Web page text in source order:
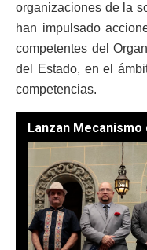
organizaciones de la
han impulsado
competentes del
del Estado, en el
competencias.